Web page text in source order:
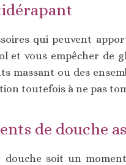
qui peuvent
et vous empêcher de
massant ou des
toutefois à ne pas
de douche
douche soit un